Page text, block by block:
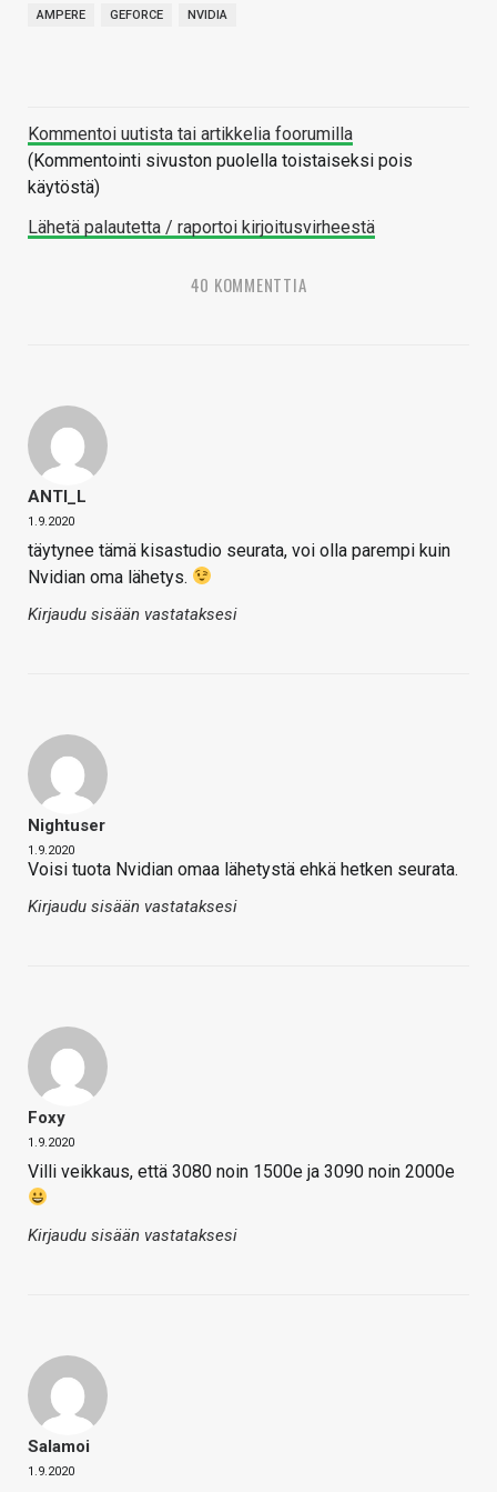
AMPERE GEFORCE NVIDIA
Kommentoi uutista tai artikkelia foorumilla
(Kommentointi sivuston puolella toistaiseksi pois
käytöstä)
Lähetä palautetta / raportoi kirjoitusvirheestä
40 KOMMENTTIA
ANTI_L
1.9.2020
täytynee tämä kisastudio seurata, voi olla parempi kuin
Nvidian oma lähetys.
Kirjaudu sisään vastataksesi
Nightuser
1.9.2020
Voisi tuota Nvidian omaa lähetystä ehkä hetken seurata.
Kirjaudu sisään vastataksesi
Foxy
1.9.2020
Villi veikkaus, että 3080 noin 1500e ja 3090 noin 2000e
Kirjaudu sisään vastataksesi
Salamoi
1.9.2020